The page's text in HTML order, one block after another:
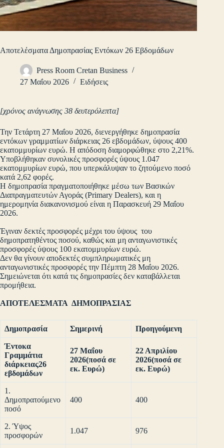
Αποτελέσματα Δημοπρασίας Εντόκων 26 Εβδομάδων
Press Room Cretan Business
27 Μαΐου 2026
Ειδήσεις
[χρόνος ανάγνωσης 38 δευτερόλεπτα]
Την Τετάρτη 27 Μαΐου 2026, διενεργήθηκε δημοπρασία
εντόκων γραμματίων διάρκειας 26 εβδομάδων, ύψους 400
εκατομμυρίων ευρώ. Η απόδοση διαμορφώθηκε στο 2,21%.
Υποβλήθηκαν συνολικές προσφορές ύψους 1.047
εκατομμυρίων ευρώ, που υπερκάλυψαν το ζητούμενο ποσό
κατά 2,62 φορές.
Η δημοπρασία πραγματοποιήθηκε μέσω των Βασικών
Διαπραγματευτών Αγοράς (Primary Dealers), και η
ημερομηνία διακανονισμού είναι η Παρασκευή 29 Μαΐου
2026.
Έγιναν δεκτές προσφορές μέχρι του ύψους του
δημοπρατηθέντος ποσού, καθώς και μη ανταγωνιστικές
προσφορές ύψους 100 εκατομμυρίων ευρώ.
Δεν θα γίνουν αποδεκτές συμπληρωματικές μη
ανταγωνιστικές προσφορές την Πέμπτη 28 Μαΐου 2026.
Σημειώνεται ότι κατά τις δημοπρασίες δεν καταβάλλεται
προμήθεια.
ΑΠΟΤΕΛΕΣΜΑΤΑ ΔΗΜΟΠΡΑΣΙΑΣ
Δημοπρασία Σημερινή Προηγούμενη
Έντοκα
Γραμμάτια
διάρκειας26
εβδομάδων
27 Μαΐου
2026(ποσά σε
εκ. Ευρώ)
22 Απριλίου
2026(ποσά σε
εκ. Ευρώ)
1.
Δημοπρατούμενο
ποσό
400 400
2. Ύψος
προσφορών
1.047 976